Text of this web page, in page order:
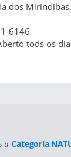
dos
6146
tods os
a Categoria